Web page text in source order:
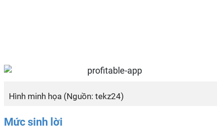
Hình minh họa (Nguồn: tekz24)
Mức sinh lời